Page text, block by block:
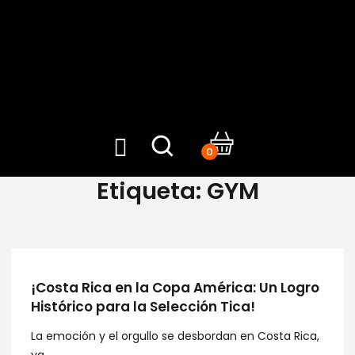
0
Etiqueta: GYM
¡Costa Rica en la Copa América: Un Logro
Histórico para la Selección Tica!
La emoción y el orgullo se desbordan en Costa Rica,